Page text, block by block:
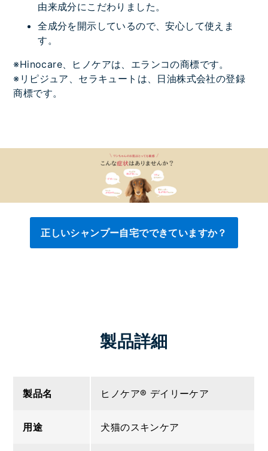
由来成分にこだわりました。
全成分を開示しているので、安心して使えま
す。
※Hinocare、ヒノケアは、エランコの商標です。
※リピジュア、セラキュートは、日油株式会社の登録
商標です。
正しいシャンプー自宅でできていますか？
製品詳細
製品名 ヒノケア® デイリーケア
用途 犬猫のスキンケア